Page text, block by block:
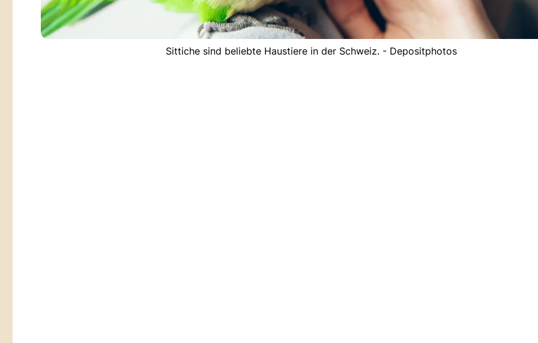
Sittiche sind beliebte Haustiere in der Schweiz. - Depositphotos